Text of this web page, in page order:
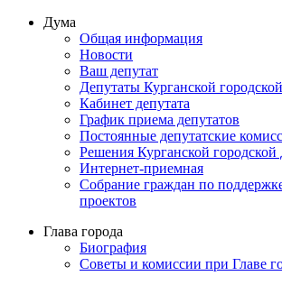
Дума
Общая информация
Новости
Ваш депутат
Депутаты Курганской
Кабинет депутата
График приема депутатов
Постоянные депутатские
Решения Курганской
Интернет-приемная
Собрание граждан по
проектов
Глава города
Биография
Советы и комиссии при Главе